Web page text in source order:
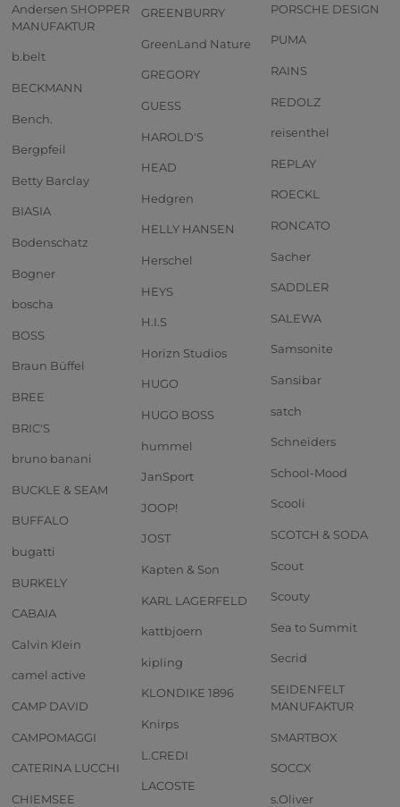
Andersen SHOPPER
MANUFAKTUR
b.belt
BECKMANN
Bench.
Bergpfeil
Betty Barclay
BIASIA
Bodenschatz
Bogner
boscha
BOSS
Braun Büffel
BREE
BRIC'S
bruno banani
BUCKLE & SEAM
BUFFALO
bugatti
BURKELY
CABAIA
Calvin Klein
camel active
CAMP DAVID
CAMPOMAGGI
CATERINA LUCCHI
CHIEMSEE
GREENBURRY
GreenLand Nature
GREGORY
GUESS
HAROLD'S
HEAD
Hedgren
HELLY HANSEN
Herschel
HEYS
H.I.S
Horizn Studios
HUGO
HUGO BOSS
hummel
JanSport
JOOP!
JOST
Kapten & Son
KARL LAGERFELD
kattbjoern
kipling
KLONDIKE 1896
Knirps
L.CREDI
LACOSTE
PORSCHE DESIGN
PUMA
RAINS
REDOLZ
reisenthel
REPLAY
ROECKL
RONCATO
Sacher
SADDLER
SALEWA
Samsonite
Sansibar
satch
Schneiders
School-Mood
Scooli
SCOTCH & SODA
Scout
Scouty
Sea to Summit
Secrid
SEIDENFELT
MANUFAKTUR
SMARTBOX
SOCCX
s.Oliver